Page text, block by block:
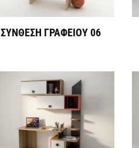
ΣΥΝΘΕΣΗ ΓΡΑΦΕΙΟΥ 06